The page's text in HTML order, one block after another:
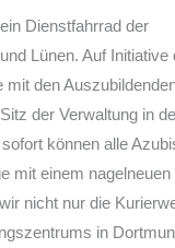
Dienstfahrrad der
Lünen. Auf Initiative
den
der Verwaltung in
können alle
mit einem
nicht nur die
in